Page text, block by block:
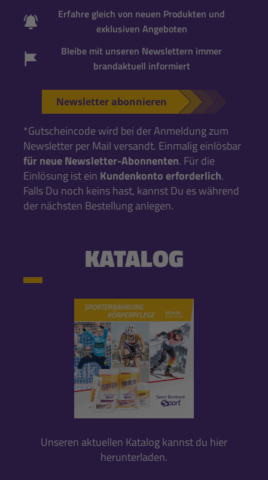
Erfahre gleich von neuen Produkten und
exklusiven Angeboten
Bleibe mit unseren Newslettern immer
brandaktuell informiert
Newsletter abonnieren
*Gutscheincode wird bei der Anmeldung zum
Newsletter per Mail versandt. Einmalig einlösbar
für neue Newsletter-Abonnenten. Für die
Einlösung ist ein Kundenkonto erforderlich.
Falls Du noch keins hast, kannst Du es während
der nächsten Bestellung anlegen.
KATALOG
Unseren aktuellen Katalog kannst du hier
herunterladen.